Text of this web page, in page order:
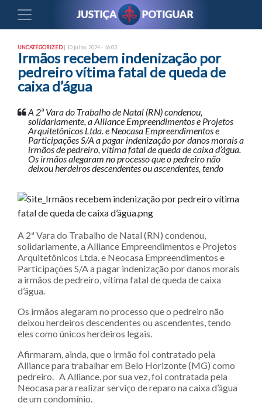
UNCATEGORIZED| 10 julho, 2024 - 16:03
Irmãos recebem indenização por
pedreiro vítima fatal de queda de
caixa d’água
A 2ª Vara do Trabalho de Natal (RN) condenou,
solidariamente, a Alliance Empreendimentos e Projetos
Arquitetônicos Ltda. e Neocasa Empreendimentos e
Participações S/A a pagar indenização por danos morais a
irmãos de pedreiro, vítima fatal de queda de caixa d’água.
Os irmãos alegaram no processo que o pedreiro não
deixou herdeiros descendentes ou ascendentes, tendo
A 2ª Vara do Trabalho de Natal (RN) condenou,
solidariamente, a Alliance Empreendimentos e Projetos
Arquitetônicos Ltda. e Neocasa Empreendimentos e
Participações S/A a pagar indenização por danos morais
a irmãos de pedreiro, vítima fatal de queda de caixa
d’água.
Os irmãos alegaram no processo que o pedreiro não
deixou herdeiros descendentes ou ascendentes, tendo
eles como únicos herdeiros legais.
Afirmaram, ainda, que o irmão foi contratado pela
Alliance para trabalhar em Belo Horizonte (MG) como
pedreiro. A Alliance, por sua vez, foi contratada pela
Neocasa para realizar serviço de reparo na caixa d’água
de um condomínio.